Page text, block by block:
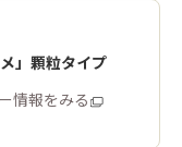
」顆粒タイプ
情報をみる